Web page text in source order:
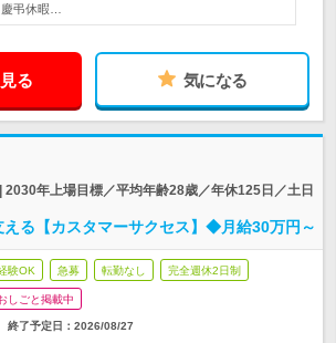
弔休暇…
る 気になる
2030年上場目標／平均年齢28歳／年休125日／土日
える【カスタマーサクセス】◆月給30万円～
験OK 急募 転勤なし 完全週休2日制
しごと掲載中
終了予定日： 2026/08/27